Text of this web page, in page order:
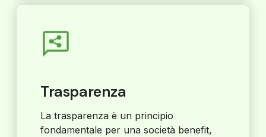
Trasparenza
La trasparenza è un principio
fondamentale per una società benefit,